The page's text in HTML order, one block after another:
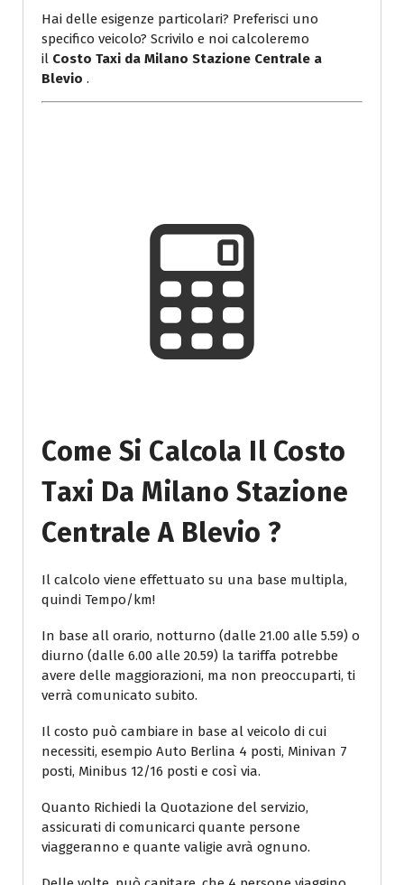
Hai delle esigenze particolari? Preferisci uno
specifico veicolo? Scrivilo e noi calcoleremo
il Costo Taxi da Milano Stazione Centrale a
Blevio .
Come Si Calcola Il Costo
Taxi Da Milano Stazione
Centrale A Blevio ?
Il calcolo viene effettuato su una base multipla,
quindi Tempo/km!
In base all orario, notturno (dalle 21.00 alle 5.59) o
diurno (dalle 6.00 alle 20.59) la tariffa potrebbe
avere delle maggiorazioni, ma non preoccuparti, ti
verrà comunicato subito.
Il costo può cambiare in base al veicolo di cui
necessiti, esempio Auto Berlina 4 posti, Minivan 7
posti, Minibus 12/16 posti e così via.
Quanto Richiedi la Quotazione del servizio,
assicurati di comunicarci quante persone
viaggeranno e quante valigie avrà ognuno.